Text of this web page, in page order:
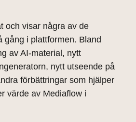
och visar några av de
gång i plattformen. Bland
av AI-material, nytt
nytt utseende på
förbättringar som hjälper
värde av Mediaflow i